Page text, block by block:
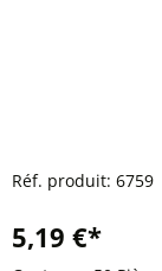
Réf. produit: 6759
5,19 €*